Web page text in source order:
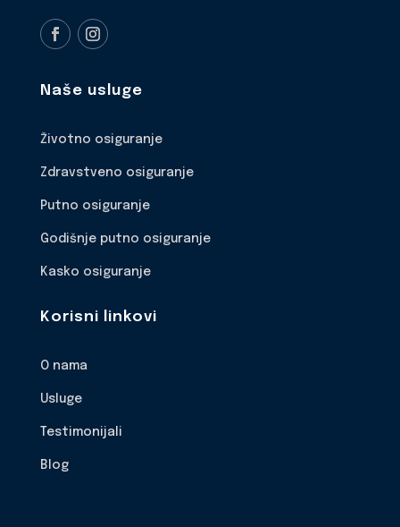
Naše usluge
Životno osiguranje
Zdravstveno osiguranje
Putno osiguranje
Godišnje putno osiguranje
Kasko osiguranje
Korisni linkovi
O nama
Usluge
Testimonijali
Blog